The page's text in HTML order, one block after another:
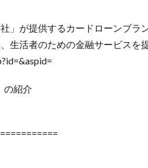
」が提供するカードローンブラ
生活者のための金融サービスを
の紹介